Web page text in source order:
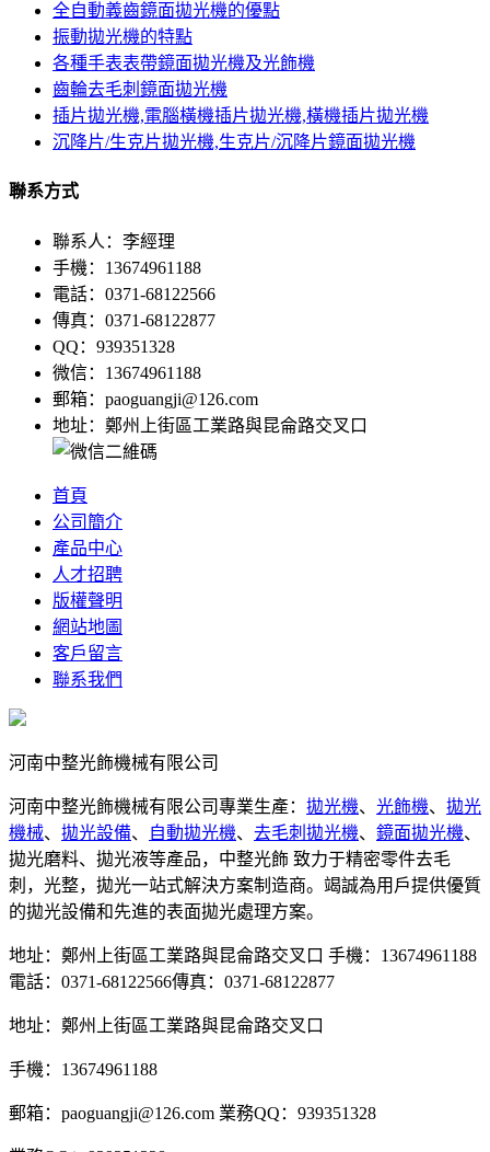
全自動義齒鏡面拋光機的優點
振動拋光機的特點
各種手表表帶鏡面拋光機及光飾機
齒輪去毛刺鏡面拋光機
插片拋光機,電腦橫機插片拋光機,橫機插片拋光機
沉降片/生克片拋光機,生克片/沉降片鏡面拋光機
聯系方式
聯系人：李經理
手機：13674961188
電話：0371-68122566
傳真：0371-68122877
QQ：939351328
微信：13674961188
郵箱：paoguangji@126.com
地址：鄭州上街區工業路與昆侖路交叉口
首頁
公司簡介
產品中心
人才招聘
版權聲明
網站地圖
客戶留言
聯系我們
河南中整光飾機械有限公司
河南中整光飾機械有限公司專業生產： 拋光機、 光飾機、 拋光
機械、 拋光設備、 自動拋光機、 去毛刺拋光機、 鏡面拋光機、
拋光磨料、拋光液等產品，中整光飾 致力于精密零件去毛
刺，光整，拋光一站式解決方案制造商。竭誠為用戶提供優質
的拋光設備和先進的表面拋光處理方案。
地址：鄭州上街區工業路與昆侖路交叉口 手機：13674961188
電話：0371-68122566傳真：0371-68122877
地址：鄭州上街區工業路與昆侖路交叉口
手機：13674961188
郵箱：paoguangji@126.com 業務QQ：939351328